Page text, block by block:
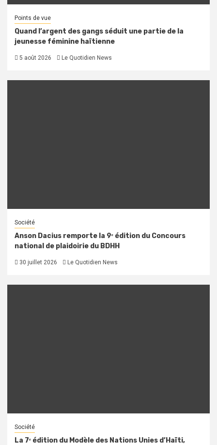
Points de vue
Quand l’argent des gangs séduit une partie de la
jeunesse féminine haïtienne
5 août 2026 Le Quotidien News
Société
Anson Dacius remporte la 9ᵉ édition du Concours
national de plaidoirie du BDHH
30 juillet 2026 Le Quotidien News
Société
La 7ᵉ édition du Modèle des Nations Unies d’Haïti,